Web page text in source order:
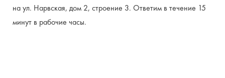
на ул. Нарвская, дом 2, строение 3. Ответим в течение 15
минут в рабочие часы.